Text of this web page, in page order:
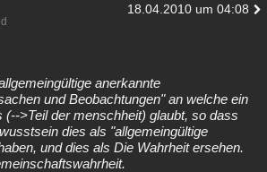
18.04.2010 um 04:08
anerkannte
und Beobachtungen" an welche ein
(-->Teil der menschheit) glaubt, so dass
dies als "allgemeingültige
und dies als Die Wahrheit ersehen.